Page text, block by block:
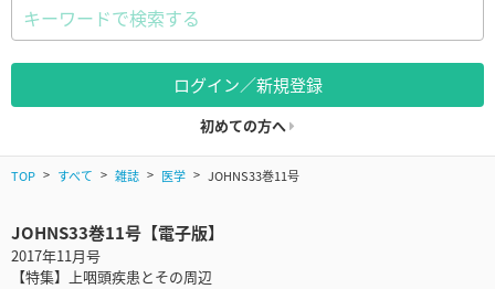
ログイン／新規登録
初めての方へ
TOP すべて 雑誌 医学 JOHNS33巻11号
JOHNS33巻11号【電子版】
2017年11月号
【特集】上咽頭疾患とその周辺